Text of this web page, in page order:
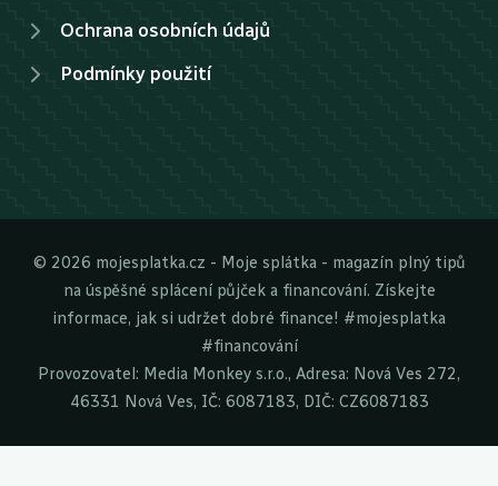
Ochrana osobních údajů
Podmínky použití
© 2026 mojesplatka.cz - Moje splátka - magazín plný tipů
na úspěšné splácení půjček a financování. Získejte
informace, jak si udržet dobré finance! #mojesplatka
#financování
Provozovatel: Media Monkey s.r.o., Adresa: Nová Ves 272,
46331 Nová Ves, IČ: 6087183, DIČ: CZ6087183